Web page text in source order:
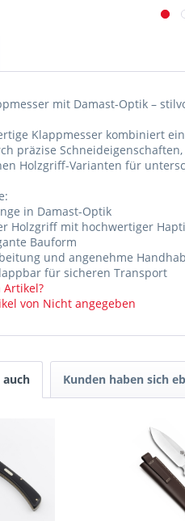
mit Damast-Optik –
Klappmesser kombiniert
präzise
Holzgriff-Varianten für
in Damast-Optik
Holzgriff mit hochwertiger
Bauform
und angenehme
für sicheren Transport
Artikel?
von Nicht angegeben
Kunden haben sich